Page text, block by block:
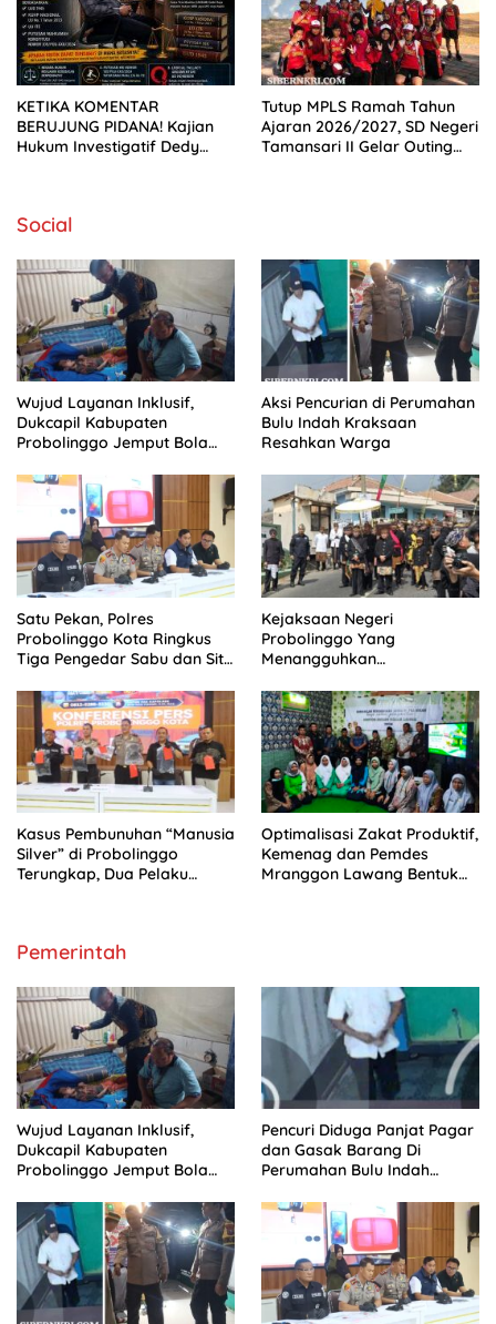
KETIKA KOMENTAR
BERUJUNG PIDANA! Kajian
Hukum Investigatif Dedy
Sosial
Tutup MPLS Ramah Tahun
Ajaran 2026/2027, SD Negeri
Tamansari II Gelar Outing
Social
Wujud Layanan Inklusif,
Dukcapil Kabupaten
Probolinggo Jemput Bola
Disabilitas di Dringu
Aksi Pencurian di Perumahan
Bulu Indah Kraksaan
Resahkan Warga
Satu Pekan, Polres
Probolinggo Kota Ringkus
Tiga Pengedar Sabu dan Sita
Kejaksaan Negeri
Probolinggo Yang
Menangguhkan
periode 27 Juli Hingga 5
Agustus 2026
Kasus Pembunuhan “Manusia
Silver” di Probolinggo
Terungkap, Dua Pelaku
Optimalisasi Zakat Produktif,
Kemenag dan Pemdes
Mranggon Lawang Bentuk
Pemerintah
Wujud Layanan Inklusif,
Dukcapil Kabupaten
Probolinggo Jemput Bola
Disabilitas di Dringu
Pencuri Diduga Panjat Pagar
dan Gasak Barang Di
Perumahan Bulu Indah
CCTV